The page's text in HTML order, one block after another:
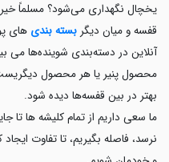
یخچال نگهداری می‌شود؟ مسلماً
قفسه و میان دیگر بسته بندی های
آنلاین در دسته‌بندی شوینده‌ها
محصول پنیر یا هر محصول
بهتر در بین قفسه‌ها دیده شود.
ما سعی داریم از تمام کلیشه ها
نرسد، فاصله بگیریم، تا تفاوت